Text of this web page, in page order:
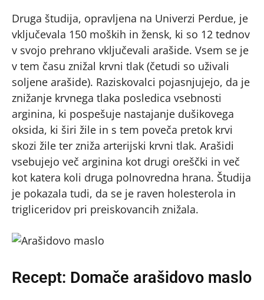
Druga študija, opravljena na Univerzi Perdue, je
vključevala 150 moških in žensk, ki so 12 tednov
v svojo prehrano vključevali arašide. Vsem se je
v tem času znižal krvni tlak (četudi so uživali
soljene arašide). Raziskovalci pojasnjujejo, da je
znižanje krvnega tlaka posledica vsebnosti
arginina, ki pospešuje nastajanje dušikovega
oksida, ki širi žile in s tem poveča pretok krvi
skozi žile ter zniža arterijski krvni tlak. Arašidi
vsebujejo več arginina kot drugi oreščki in več
kot katera koli druga polnovredna hrana. Študija
je pokazala tudi, da se je raven holesterola in
trigliceridov pri preiskovancih znižala.
Recept: Domače arašidovo maslo